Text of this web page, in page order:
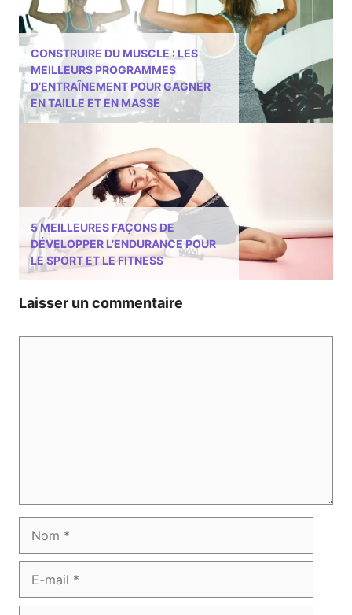
CONSTRUIRE DU MUSCLE : LES
MEILLEURS PROGRAMMES
D’ENTRAÎNEMENT POUR GAGNER
EN TAILLE ET EN MASSE
5 MEILLEURES FAÇONS DE
DÉVELOPPER L’ENDURANCE POUR
LE SPORT ET LE FITNESS
Laisser un commentaire
mail